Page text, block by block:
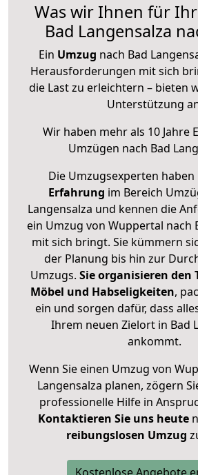
Was wir Ihnen für
Bad Langensalza
Ein Umzug nach Bad
Herausforderungen mit sich
die Last zu erleichtern – bieten
Unterstützung
Wir haben mehr als 10 Jahre
Umzügen nach Bad
Die Umzugsexperten haben
Erfahrung im Bereich
Langensalza und kennen die
ein Umzug von Wuppertal nach
mit sich bringt. Sie kümmern
der Planung bis hin zur
Umzugs. Sie organisieren den
Möbel und Habseligkeiten,
ein und sorgen dafür, dass
Ihrem neuen Zielort in Bad
ankommt.
Wenn Sie einen Umzug von
Langensalza planen, zögern
professionelle Hilfe in
Kontaktieren Sie uns heute
reibungslosen Umzug